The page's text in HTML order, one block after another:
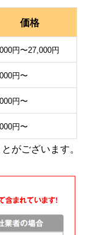
価格
円〜27,000円
円〜
円〜
円〜
がございます。